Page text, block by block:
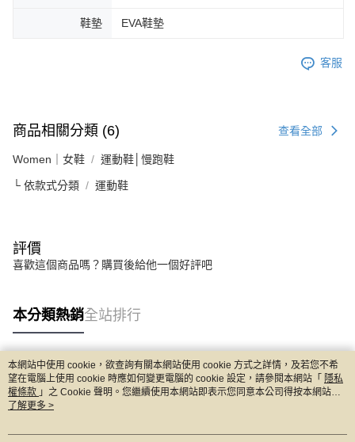
鞋墊 EVA鞋墊
客服
商品相關分類 (6) 查看全部
Women｜女鞋 運動鞋│慢跑鞋
└ 依款式分類 運動鞋
評價
喜歡這個商品嗎？購買後給他一個好評吧
本分類熱銷全站排行
熱門標籤
本網站中使用 cookie，欲查詢有關本網站使用 cookie 方式之詳情，及若您不希
望在電腦上使用 cookie 時應如何變更電腦的 cookie 設定，請參閱本網站「 隱私
權條款 」之 Cookie 聲明。您繼續使用本網站即表示您同意本公司得按本網站使
用條款之 Cookie 聲明使用 cookie。
了解更多 >